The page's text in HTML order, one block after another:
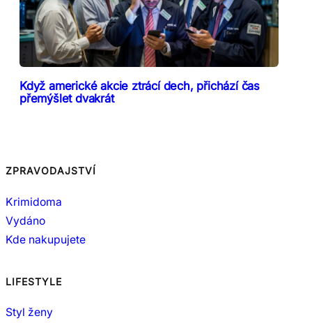
Když americké akcie ztrácí dech, přichází čas
přemýšlet dvakrát
ZPRAVODAJSTVÍ
Krimidoma
Vydáno
Kde nakupujete
LIFESTYLE
Styl ženy